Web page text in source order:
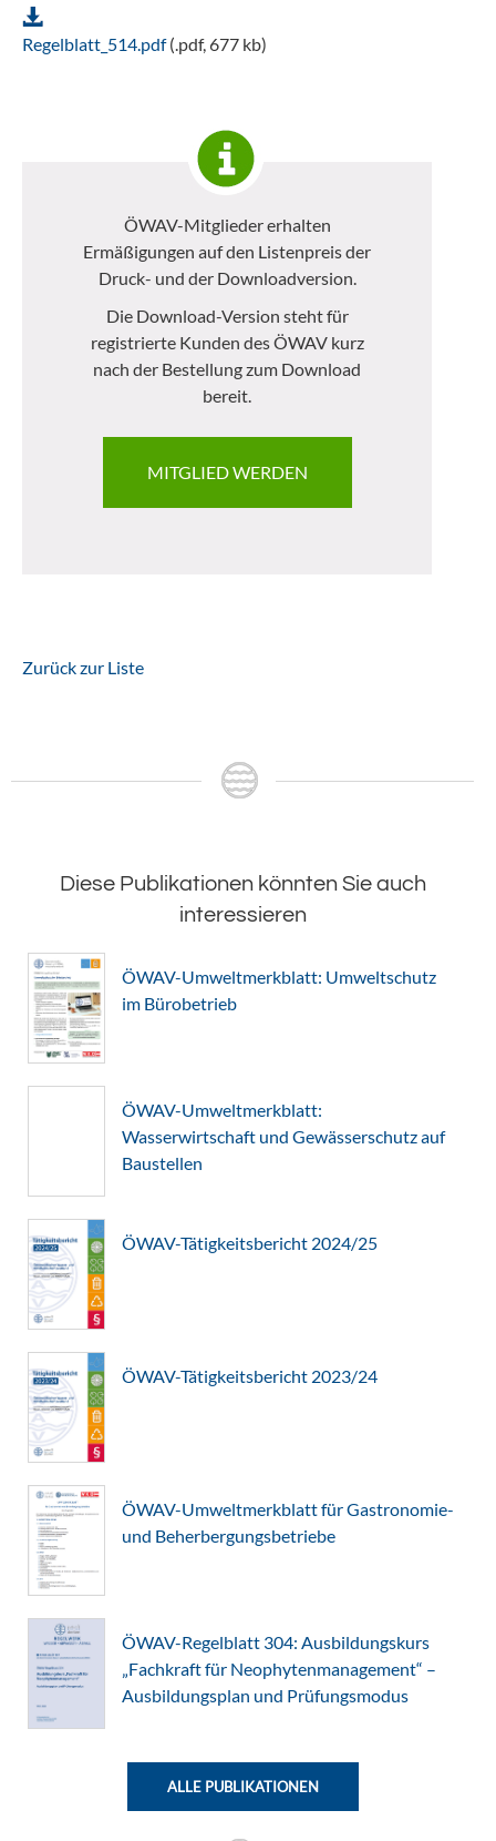
Regelblatt_514.pdf(.pdf, 677 kb)
ÖWAV-Mitglieder erhalten
Ermäßigungen auf den Listenpreis der
Druck- und der Downloadversion.
Die Download-Version steht für
registrierte Kunden des ÖWAV kurz
nach der Bestellung zum Download
bereit.
MITGLIED WERDEN
Zurück zur Liste
Diese Publikationen könnten Sie auch
interessieren
ÖWAV-Umweltmerkblatt: Umweltschutz
im Bürobetrieb
ÖWAV-Umweltmerkblatt:
Wasserwirtschaft und Gewässerschutz auf
Baustellen
ÖWAV-Tätigkeitsbericht 2024/25
ÖWAV-Tätigkeitsbericht 2023/24
ÖWAV-Umweltmerkblatt für Gastronomie-
und Beherbergungsbetriebe
ÖWAV-Regelblatt 304: Ausbildungskurs
„Fachkraft für Neophytenmanagement“ –
Ausbildungsplan und Prüfungsmodus
ALLE PUBLIKATIONEN